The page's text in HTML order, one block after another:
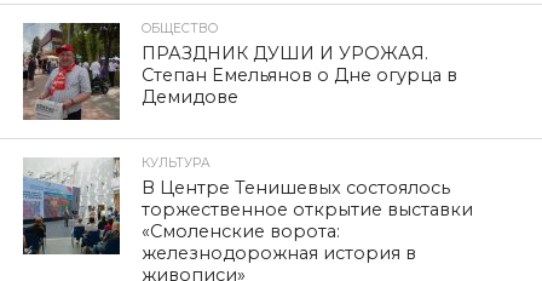
ОБЩЕСТВО
ПРАЗДНИК ДУШИ И УРОЖАЯ.
Степан Емельянов о Дне огурца в
Демидове
КУЛЬТУРА
В Центре Тенишевых состоялось
торжественное открытие выставки
«Смоленские ворота:
железнодорожная история в
живописи»